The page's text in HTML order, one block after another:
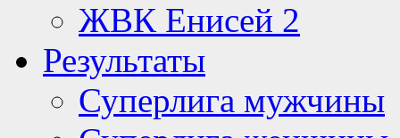
ЖВК Енисей 2
Результаты
Суперлига мужчины